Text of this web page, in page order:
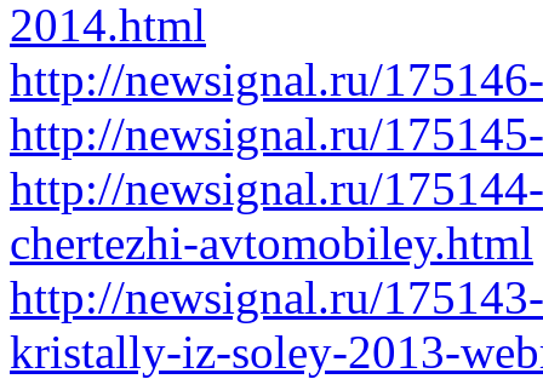
2014.html
http://newsignal.ru/
http://newsignal.ru/
http://newsignal.ru/
chertezhi-avtomobiley.html
http://newsignal.ru/
kristally-iz-soley-2013-